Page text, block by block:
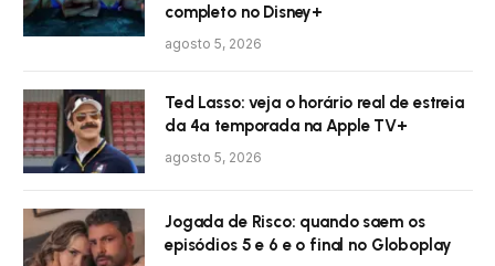
completo no Disney+
agosto 5, 2026
Ted Lasso: veja o horário real de estreia
da 4ª temporada na Apple TV+
agosto 5, 2026
Jogada de Risco: quando saem os
episódios 5 e 6 e o final no Globoplay